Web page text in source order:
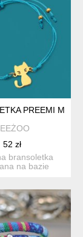
HEART
PREEMI
52 zł
bransoletka
na bazie